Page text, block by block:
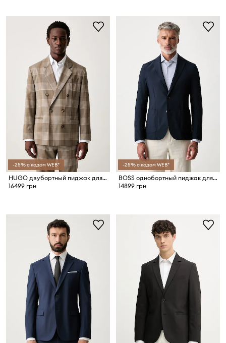
-25% с кодом WEB*
HUGO двубортный пиджак для мужчин из шерсти Kano263F1X
16499 грн
-25% с кодом WEB*
BOSS однобортный пиджак для мужчин P-Hanry-WG-263F
14899 грн